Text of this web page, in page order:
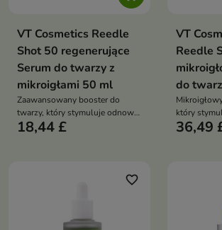
VT Cosmetics Reedle
Shot 50 regenerujące
Serum do twarzy z
mikroigłami 50 ml
Zaawansowany booster do
twarzy, który stymuluje odnowę
skóry, poprawia jej strukturę i
18,44 £
VT
Reedle
do
który
koi
36,49
favorite_border